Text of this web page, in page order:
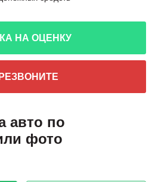
НА ОЦЕНКУ
авто по
фото